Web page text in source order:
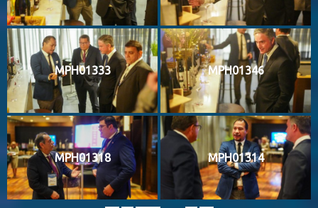
MPH01333 MPH01346
MPH01318 MPH01314